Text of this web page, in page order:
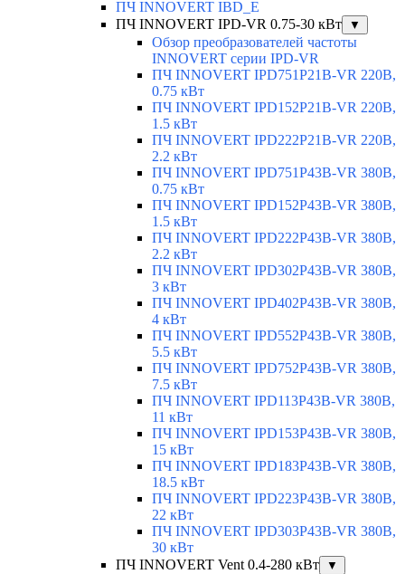
ПЧ INNOVERT IBD_E
ПЧ INNOVERT IPD-VR 0.75-30 кВт
▼
Обзор преобразователей частоты
INNOVERT серии IPD-VR
ПЧ INNOVERT IPD751P21B-VR 220В,
0.75 кВт
ПЧ INNOVERT IPD152P21B-VR 220В,
1.5 кВт
ПЧ INNOVERT IPD222P21B-VR 220В,
2.2 кВт
ПЧ INNOVERT IPD751P43B-VR 380В,
0.75 кВт
ПЧ INNOVERT IPD152P43B-VR 380В,
1.5 кВт
ПЧ INNOVERT IPD222P43B-VR 380В,
2.2 кВт
ПЧ INNOVERT IPD302P43B-VR 380В,
3 кВт
ПЧ INNOVERT IPD402P43B-VR 380В,
4 кВт
ПЧ INNOVERT IPD552P43B-VR 380В,
5.5 кВт
ПЧ INNOVERT IPD752P43B-VR 380В,
7.5 кВт
ПЧ INNOVERT IPD113P43B-VR 380В,
11 кВт
ПЧ INNOVERT IPD153P43B-VR 380В,
15 кВт
ПЧ INNOVERT IPD183P43B-VR 380В,
18.5 кВт
ПЧ INNOVERT IPD223P43B-VR 380В,
22 кВт
ПЧ INNOVERT IPD303P43B-VR 380В,
30 кВт
ПЧ INNOVERT Vent 0.4-280 кВт
▼